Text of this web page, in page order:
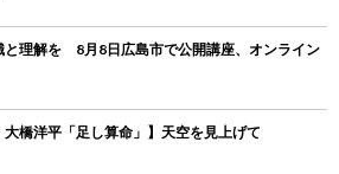
と理解を 8月8日広島市で公開講座、オンライン
大橋洋平「足し算命」】天空を見上げて